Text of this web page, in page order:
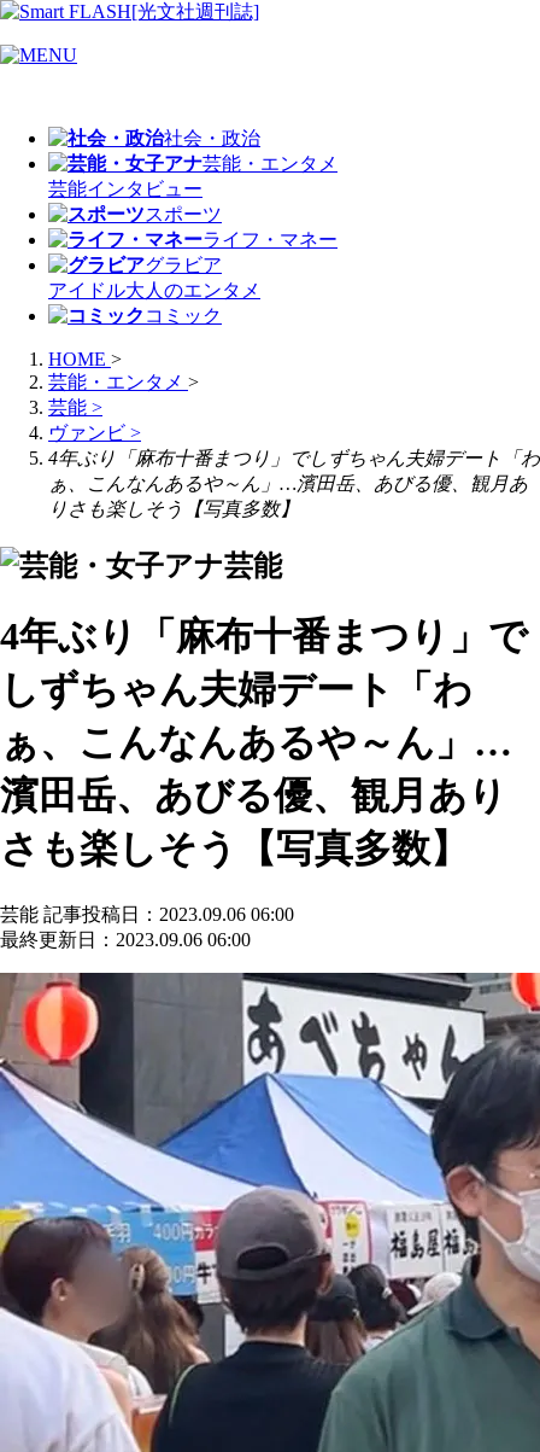
社会・政治
芸能・エンタメ
芸能インタビュー
スポーツ
ライフ・マネー
グラビア
アイドル大人のエンタメ
コミック
HOME >
芸能・エンタメ >
芸能 >
ヴァンビ >
4年ぶり「麻布十番まつり」でしずちゃん夫婦デート「わ
ぁ、こんなんあるや～ん」…濱田岳、あびる優、観月あ
りさも楽しそう【写真多数】
芸能
4年ぶり「麻布十番まつり」で
しずちゃん夫婦デート「わ
ぁ、こんなんあるや～ん」…
濱田岳、あびる優、観月あり
さも楽しそう【写真多数】
芸能 記事投稿日：2023.09.06 06:00
最終更新日：2023.09.06 06:00